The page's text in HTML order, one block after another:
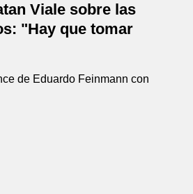
Viale sobre las
"Hay que tomar